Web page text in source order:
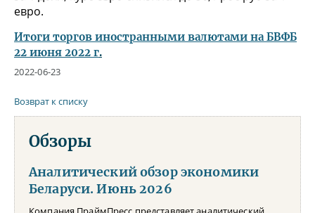
евро.
Итоги торгов иностранными валютами на БВФБ
22 июня 2022 г.
2022-06-23
Возврат к списку
Обзоры
Аналитический обзор экономики
Беларуси. Июнь 2026